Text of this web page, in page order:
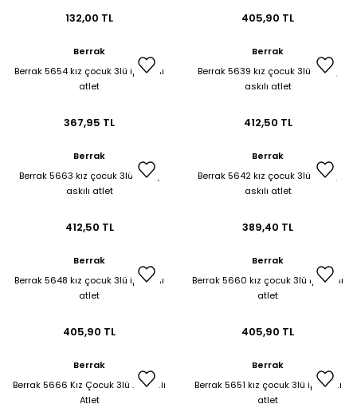
132,00 TL 405,90 TL
Berrak
Berrak 5654 kız çocuk 3lü ip askılı
atlet
367,95 TL
Berrak
Berrak 5639 kız çocuk 3lü geniş
askılı atlet
412,50 TL
Berrak
Berrak 5663 kız çocuk 3lü geniş
askılı atlet
412,50 TL
Berrak
Berrak 5642 kız çocuk 3lü geniş
askılı atlet
389,40 TL
Berrak
Berrak 5648 kız çocuk 3lü ip askılı
atlet
405,90 TL
Berrak
Berrak 5660 kız çocuk 3lü ip askılı
atlet
405,90 TL
Berrak
Berrak 5666 Kız Çocuk 3lü İp Askılı
Atlet
Berrak
Berrak 5651 kız çocuk 3lü ip askılı
atlet